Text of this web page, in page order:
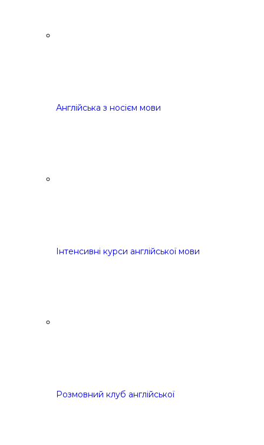
Англійська з носієм мови
Інтенсивні курси англійської мови
Розмовний клуб англійської